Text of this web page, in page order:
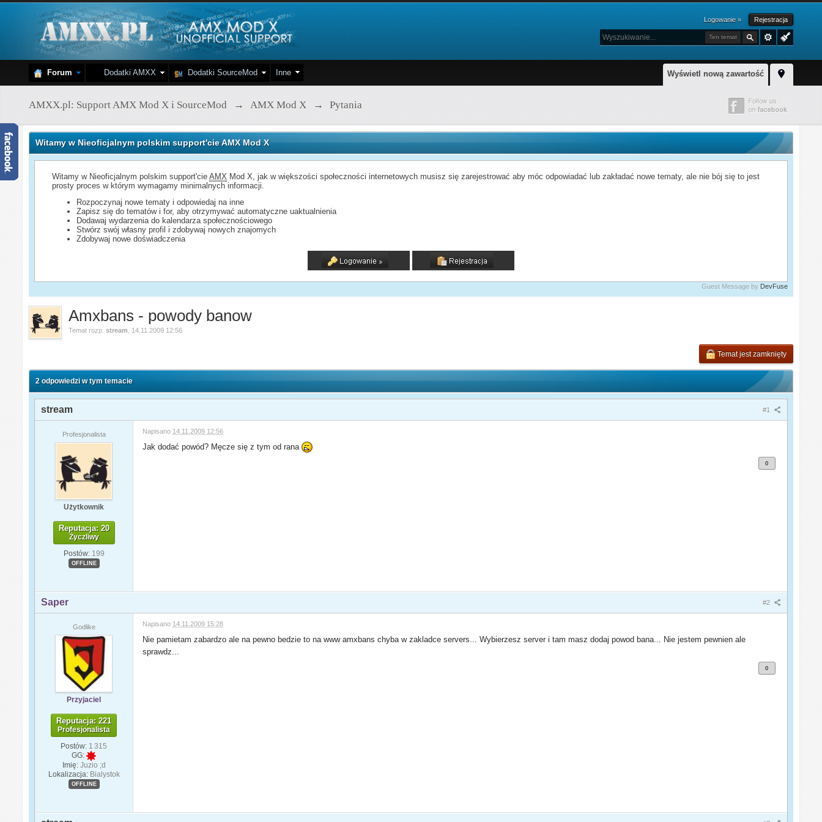
Logowanie » Rejestracja
Ten temat
Wyświetl nową zawartość
Forum Dodatki AMXX Dodatki SourceMod Inne
AMXX.pl: Support AMX Mod X i SourceMod → AMX Mod X → Pytania
Witamy w Nieoficjalnym polskim support'cie AMX Mod X
Witamy w Nieoficjalnym polskim support'cieAMX Mod X, jak w większości społeczności internetowych musisz się zarejestrować aby móc odpowiadać lub zakładać nowe tematy, ale nie bój się to jest
prosty proces w którym wymagamy minimalnych informacji.
Rozpoczynaj nowe tematy i odpowiedaj na inne
Zapisz się do tematów i for, aby otrzymywać automatyczne uaktualnienia
Dodawaj wydarzenia do kalendarza społecznościowego
Stwórz swój własny profil i zdobywaj nowych znajomych
Zdobywaj nowe doświadczenia
Guest Message by DevFuse
Amxbans - powody banow
Temat rozp.stream 14.11.2009 12:56
Temat jest zamknięty
2 odpowiedzi w tym temacie
#1
stream
Profesjonalista
Użytkownik
Reputacja: 20
Życzliwy
Postów: 199
OFFLINE
Napisano 14.11.2009 12:56
Jak dodać powód? Męcze się z tym od rana
0
#2
Saper
Godlike
Przyjaciel
Reputacja: 221
Profesjonalista
Postów: 1 315
GG:
Imię: Juzio ;d
Lokalizacja: Bialystok
OFFLINE
Napisano 14.11.2009 15:28
Nie pamietam zabardzo ale na pewno bedzie to na www amxbans chyba w zakladce servers... Wybierzesz server i tam masz dodaj powod bana... Nie jestem pewnien ale
sprawdz...
0